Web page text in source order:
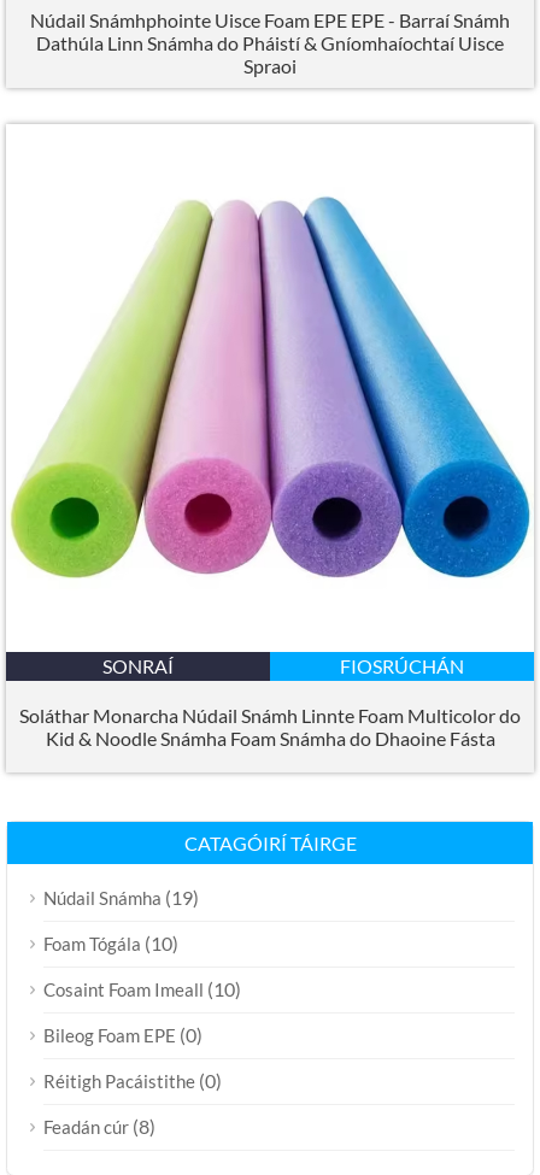
Núdail Snámhphointe Uisce Foam EPE EPE - Barraí Snámh
Dathúla Linn Snámha do Pháistí & Gníomhaíochtaí Uisce
Spraoi
SONRAÍ FIOSRÚCHÁN
Soláthar Monarcha Núdail Snámh Linnte Foam Multicolor do
Kid & Noodle Snámha Foam Snámha do Dhaoine Fásta
CATAGÓIRÍ TÁIRGE
Núdail Snámha (19)
Foam Tógála (10)
Cosaint Foam Imeall (10)
Bileog Foam EPE (0)
Réitigh Pacáistithe (0)
Feadán cúr (8)